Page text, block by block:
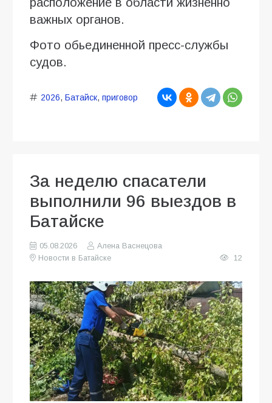
важных органов.
Фото обьединенной пресс-службы
судов.
2026, Батайск, приговор
За неделю спасатели
выполнили 96 выездов в
Батайске
05.08.2026
Алена Васнецова
Новости в Батайске
12